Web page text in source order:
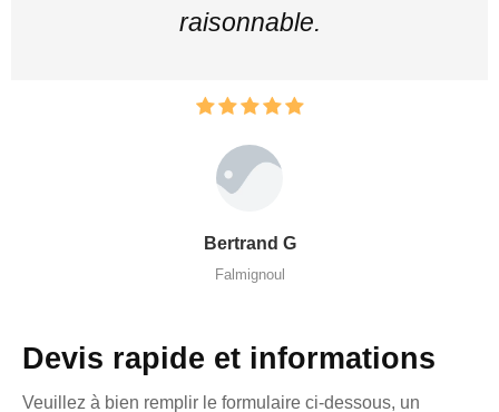
raisonnable.
Bertrand G
Falmignoul
Devis rapide et informations
Veuillez à bien remplir le formulaire ci-dessous, un